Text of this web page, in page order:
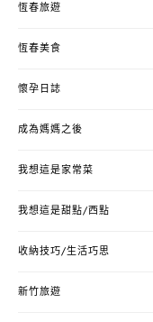
恆春旅遊
恆春美食
懷孕日誌
成為媽媽之後
我想這是家常菜
我想這是甜點/西點
收納技巧/生活巧思
新竹旅遊